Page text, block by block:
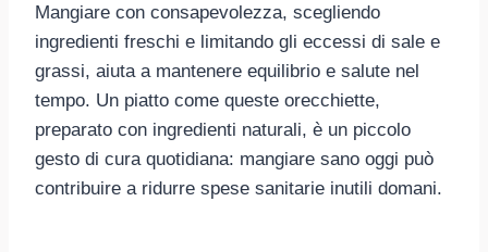
Mangiare con consapevolezza, scegliendo
ingredienti freschi e limitando gli eccessi di sale e
grassi, aiuta a mantenere equilibrio e salute nel
tempo. Un piatto come queste orecchiette,
preparato con ingredienti naturali, è un piccolo
gesto di cura quotidiana: mangiare sano oggi può
contribuire a ridurre spese sanitarie inutili domani.